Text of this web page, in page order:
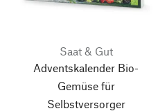
Saat & Gut
Adventskalender Bio-
Gemüse für
Selbstversorger